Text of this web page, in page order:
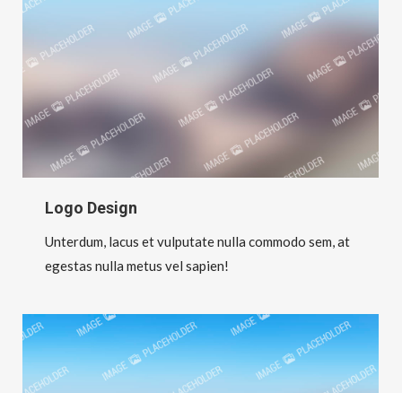
Logo Design
Unterdum, lacus et vulputate nulla commodo sem, at
egestas nulla metus vel sapien!